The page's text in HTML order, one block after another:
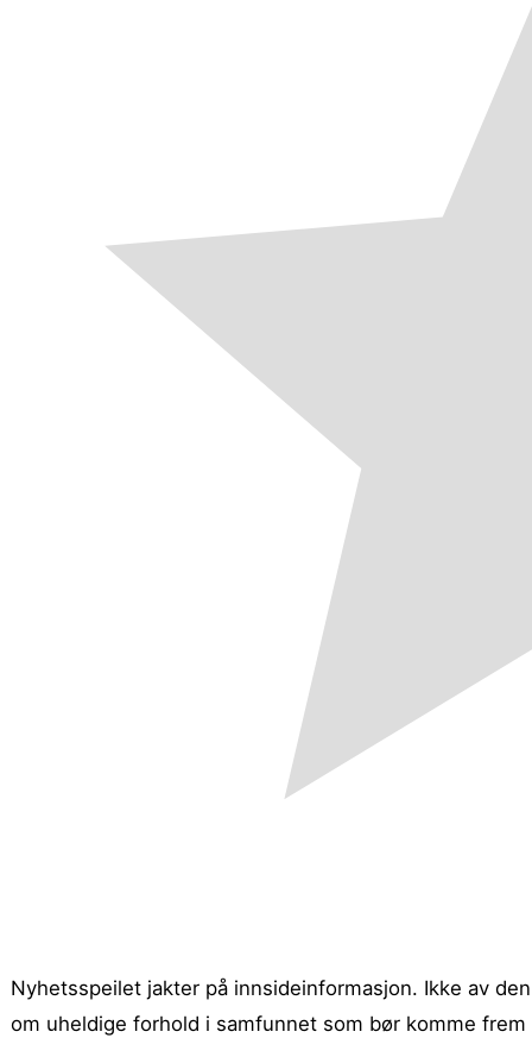
Nyhetsspeilet jakter på innsideinformasjon. Ikke av
om uheldige forhold i samfunnet som bør komme frem